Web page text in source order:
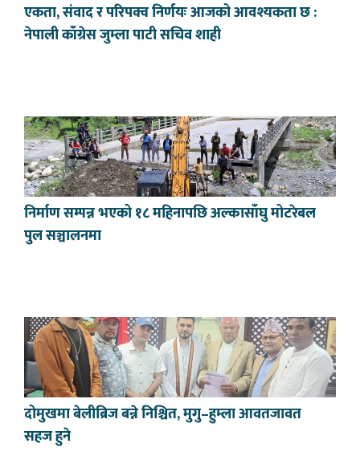
एकता, संवाद र परिपक्व निर्णयः आजको आवश्यकता छ :
नेपाली काँग्रेस जुम्ला पाटी सचिव शाही
निर्माण सम्पन्न भएको १८ महिनापछि अल्कासाँघु मोटरेबल
पुल सञ्चालनमा
दोमुखमा बेलीब्रिज बन्ने निश्चित, मुगु–हुम्ला आवतजावत
सहज हुने